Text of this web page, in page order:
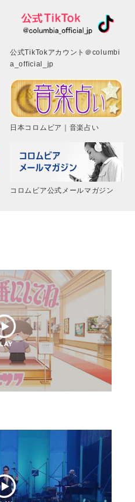
公式TikTokアカウント＠columbi
a_official_jp
日本コロムビア｜音楽占い
コロムビア公式メールマガジン